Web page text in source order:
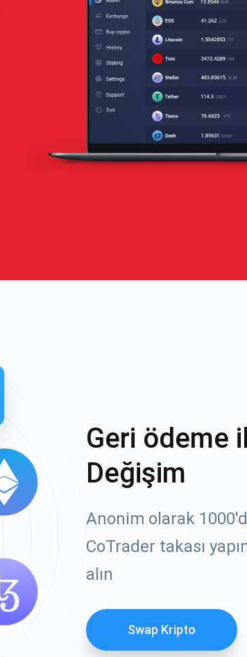
Geri ödeme
Değişim
Anonim olarak
CoTrader takası
alın
Swap Kripto